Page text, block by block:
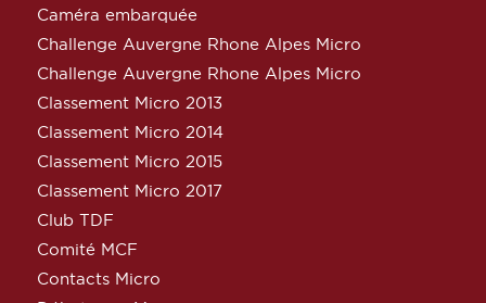
Caméra embarquée
Challenge Auvergne Rhone Alpes Micro
Challenge Auvergne Rhone Alpes Micro
Classement Micro 2013
Classement Micro 2014
Classement Micro 2015
Classement Micro 2017
Club TDF
Comité MCF
Contacts Micro